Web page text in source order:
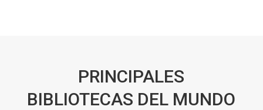
PRINCIPALES
BIBLIOTECAS DEL MUNDO